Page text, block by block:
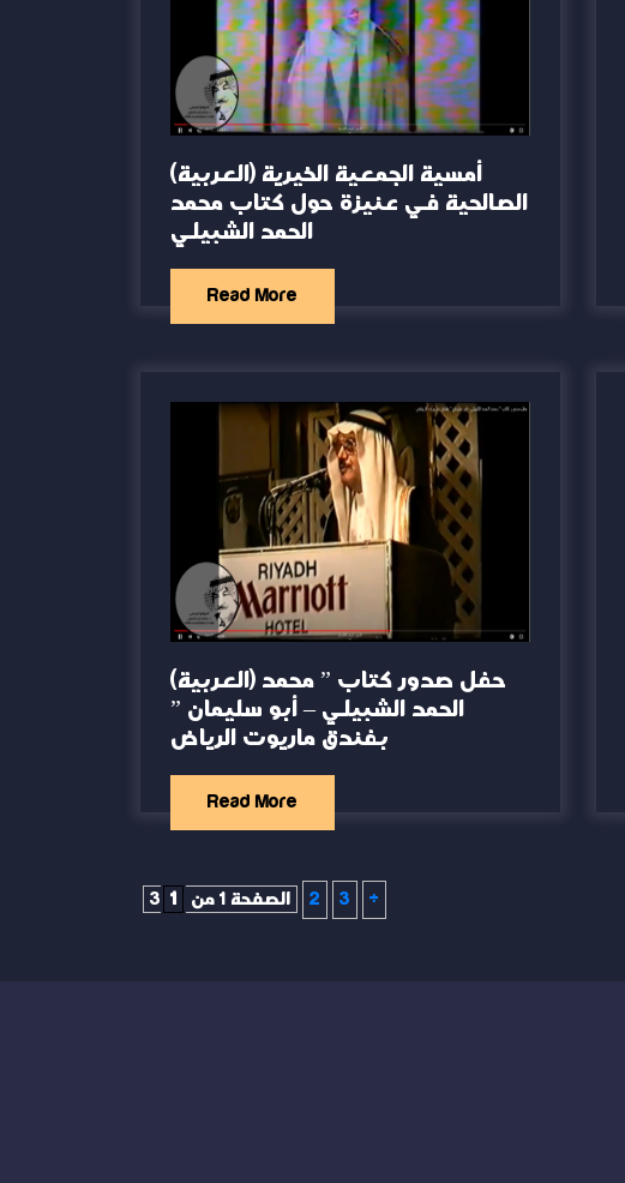
(العربية) أمسية الجمعية الخيرية
الصالحية في عنيزة حول كتاب محمد
الحمد الشبيلي
Read More
(العربية) حفل صدور كتاب ” محمد
الحمد الشبيلي – أبو سليمان ”
بفندق ماريوت الرياض
Read More
الصفحة 1 من 3 1 2 3 »